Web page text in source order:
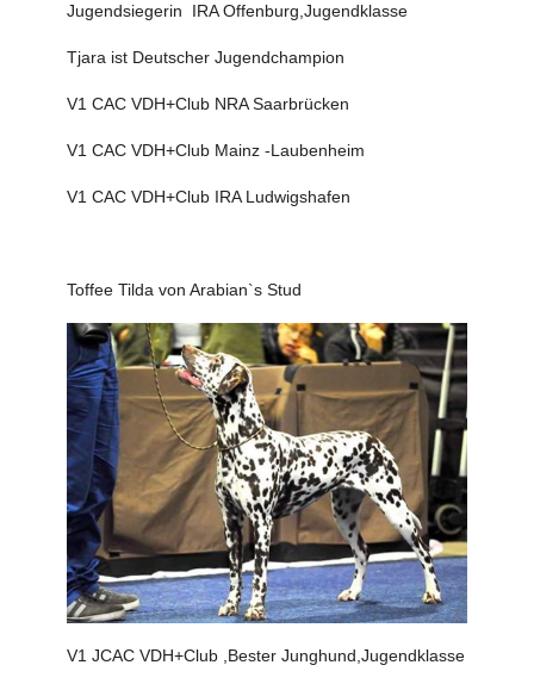
Jugendsiegerin IRA Offenburg,Jugendklasse
Tjara ist Deutscher Jugendchampion
V1 CAC VDH+Club NRA Saarbrücken
V1 CAC VDH+Club Mainz -Laubenheim
V1 CAC VDH+Club IRA Ludwigshafen
Toffee Tilda von Arabian`s Stud
V1 JCAC VDH+Club ,Bester Junghund,Jugendklasse